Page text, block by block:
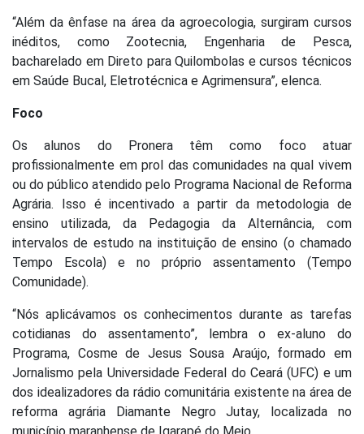
“Além da ênfase na área da agroecologia, surgiram cursos
inéditos, como Zootecnia, Engenharia de Pesca,
bacharelado em Direto para Quilombolas e cursos técnicos
em Saúde Bucal, Eletrotécnica e Agrimensura”, elenca.
Foco
Os alunos do Pronera têm como foco atuar
profissionalmente em prol das comunidades na qual vivem
ou do público atendido pelo Programa Nacional de Reforma
Agrária. Isso é incentivado a partir da metodologia de
ensino utilizada, da Pedagogia da Alternância, com
intervalos de estudo na instituição de ensino (o chamado
Tempo Escola) e no próprio assentamento (Tempo
Comunidade).
“Nós aplicávamos os conhecimentos durante as tarefas
cotidianas do assentamento”, lembra o ex-aluno do
Programa, Cosme de Jesus Sousa Araújo, formado em
Jornalismo pela Universidade Federal do Ceará (UFC) e um
dos idealizadores da rádio comunitária existente na área de
reforma agrária Diamante Negro Jutay, localizada no